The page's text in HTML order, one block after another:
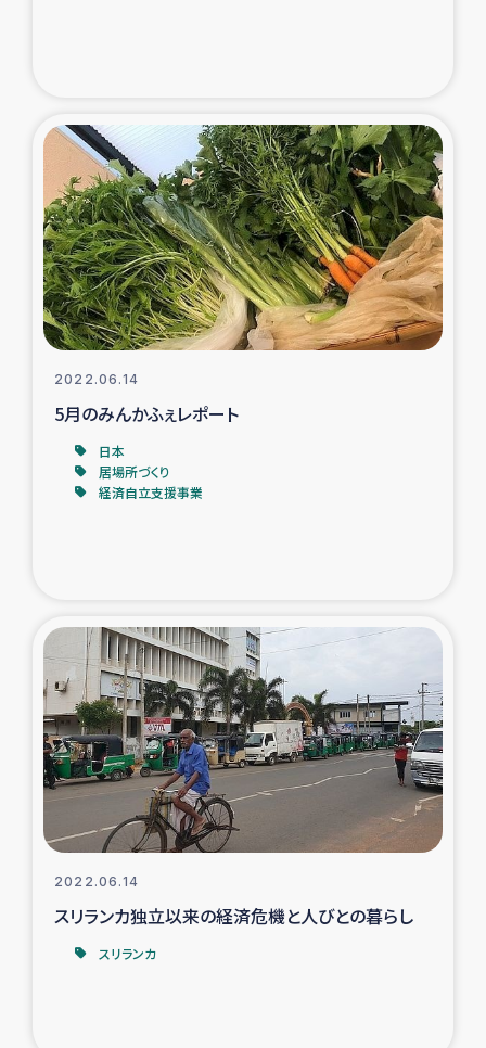
仮設住宅生活支援・農業復興支援
漁業復興支援
インターン・ボランティア日誌
経済自立支援事業
居場所づくり
ガザ空爆被災者への食料支援と農家生産支援
ガザ地区における被災住民への緊急支援
ガザ地区酪農を通した女性グループの生計支援
ふりかけ普及と食生活改善による栄養改善事業
フェアトレード事業
女性の生計向上を通じた子どもの栄養改善事業
2022.06.14
5月のみんかふぇレポート
日本
居場所づくり
経済自立支援事業
2022.06.14
スリランカ独立以来の経済危機と人びとの暮らし
スリランカ